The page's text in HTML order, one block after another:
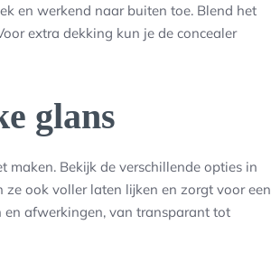
en werkend naar buiten toe. Blend het
extra dekking kun je de concealer
glans
Bekijk de verschillende opties in
ook voller laten lijken en zorgt voor een
en afwerkingen, van transparant tot